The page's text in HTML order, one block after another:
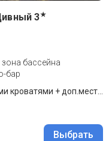
3★
бассейна
бар
Выбрать